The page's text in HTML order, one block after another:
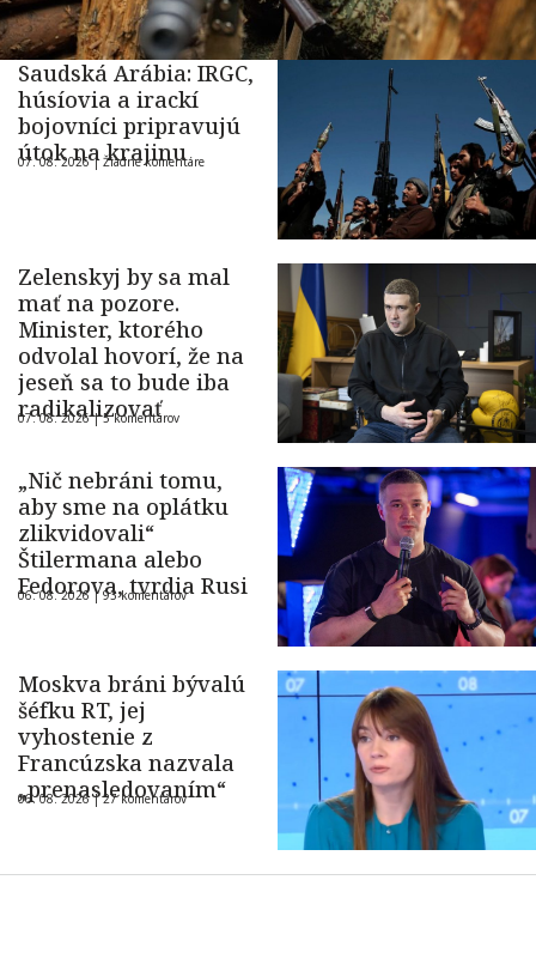
Saudská Arábia: IRGC,
húsíovia a irackí
bojovníci pripravujú
útok na krajinu
07. 08. 2026 |Žiadne komentáre
Zelenskyj by sa mal
mať na pozore.
Minister, ktorého
odvolal hovorí, že na
jeseň sa to bude iba
radikalizovať
07. 08. 2026 |5 komentárov
„Nič nebráni tomu,
aby sme na oplátku
zlikvidovali“
Štilermana alebo
Fedorova, tvrdia Rusi
06. 08. 2026 |93 komentárov
Moskva bráni bývalú
šéfku RT, jej
vyhostenie z
Francúzska nazvala
„prenasledovaním“
06. 08. 2026 |27 komentárov